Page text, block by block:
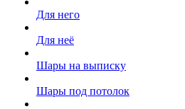
Для него
Для неё
Шары на выписку
Шары под потолок